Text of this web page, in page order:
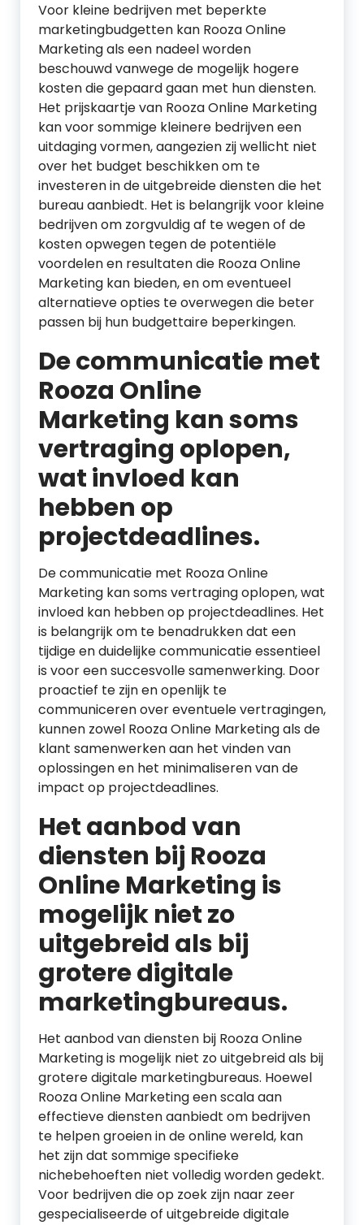
Voor kleine bedrijven met beperkte
marketingbudgetten kan Rooza Online
Marketing als een nadeel worden
beschouwd vanwege de mogelijk hogere
kosten die gepaard gaan met hun diensten.
Het prijskaartje van Rooza Online Marketing
kan voor sommige kleinere bedrijven een
uitdaging vormen, aangezien zij wellicht niet
over het budget beschikken om te
investeren in de uitgebreide diensten die het
bureau aanbiedt. Het is belangrijk voor kleine
bedrijven om zorgvuldig af te wegen of de
kosten opwegen tegen de potentiële
voordelen en resultaten die Rooza Online
Marketing kan bieden, en om eventueel
alternatieve opties te overwegen die beter
passen bij hun budgettaire beperkingen.
De communicatie met
Rooza Online
Marketing kan soms
vertraging oplopen,
wat invloed kan
hebben op
projectdeadlines.
De communicatie met Rooza Online
Marketing kan soms vertraging oplopen, wat
invloed kan hebben op projectdeadlines. Het
is belangrijk om te benadrukken dat een
tijdige en duidelijke communicatie essentieel
is voor een succesvolle samenwerking. Door
proactief te zijn en openlijk te
communiceren over eventuele vertragingen,
kunnen zowel Rooza Online Marketing als de
klant samenwerken aan het vinden van
oplossingen en het minimaliseren van de
impact op projectdeadlines.
Het aanbod van
diensten bij Rooza
Online Marketing is
mogelijk niet zo
uitgebreid als bij
grotere digitale
marketingbureaus.
Het aanbod van diensten bij Rooza Online
Marketing is mogelijk niet zo uitgebreid als bij
grotere digitale marketingbureaus. Hoewel
Rooza Online Marketing een scala aan
effectieve diensten aanbiedt om bedrijven
te helpen groeien in de online wereld, kan
het zijn dat sommige specifieke
nichebehoeften niet volledig worden gedekt.
Voor bedrijven die op zoek zijn naar zeer
gespecialiseerde of uitgebreide digitale